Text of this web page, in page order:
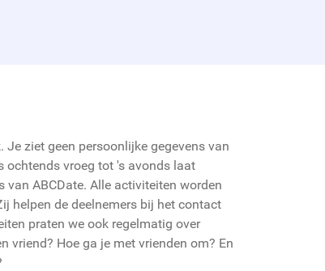
ziet geen persoonlijke gegevens van
ochtends vroeg tot 's avonds laat
ABCDate. Alle activiteiten worden
helpen de deelnemers bij het contact
praten we ook regelmatig over
vriend? Hoe ga je met vrienden om? En